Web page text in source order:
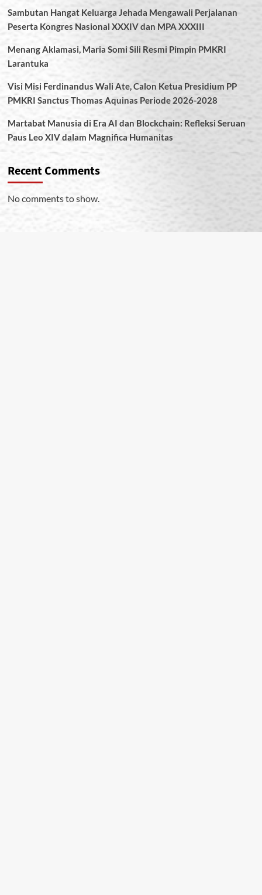
Sambutan Hangat Keluarga Jehada Mengawali Perjalanan
Peserta Kongres Nasional XXXIV dan MPA XXXIII
Menang Aklamasi, Maria Somi Sili Resmi Pimpin PMKRI
Larantuka
Visi Misi Ferdinandus Wali Ate, Calon Ketua Presidium PP
PMKRI Sanctus Thomas Aquinas Periode 2026-2028
Martabat Manusia di Era AI dan Blockchain: Refleksi Seruan
Paus Leo XIV dalam Magnifica Humanitas
Recent Comments
No comments to show.